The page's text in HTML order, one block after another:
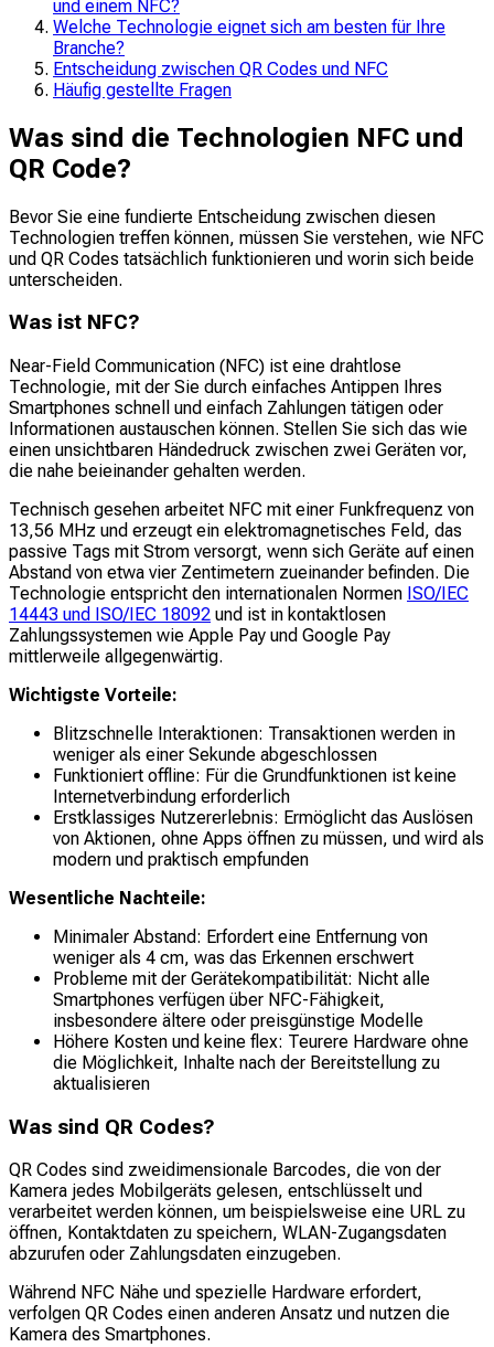
und einem NFC?
Welche Technologie eignet sich am besten für Ihre
Branche?
Entscheidung zwischen QR Codes und NFC
Häufig gestellte Fragen
Was sind die Technologien NFC und
QR Code?
Bevor Sie eine fundierte Entscheidung zwischen diesen
Technologien treffen können, müssen Sie verstehen, wie NFC
und QR Codes tatsächlich funktionieren und worin sich beide
unterscheiden.
Was ist NFC?
Near-Field Communication (NFC) ist eine drahtlose
Technologie, mit der Sie durch einfaches Antippen Ihres
Smartphones schnell und einfach Zahlungen tätigen oder
Informationen austauschen können. Stellen Sie sich das wie
einen unsichtbaren Händedruck zwischen zwei Geräten vor,
die nahe beieinander gehalten werden.
Technisch gesehen arbeitet NFC mit einer Funkfrequenz von
13,56 MHz und erzeugt ein elektromagnetisches Feld, das
passive Tags mit Strom versorgt, wenn sich Geräte auf einen
Abstand von etwa vier Zentimetern zueinander befinden. Die
Technologie entspricht den internationalen Normen ISO/IEC
14443 und ISO/IEC 18092 und ist in kontaktlosen
Zahlungssystemen wie Apple Pay und Google Pay
mittlerweile allgegenwärtig.
Wichtigste Vorteile:
Blitzschnelle Interaktionen: Transaktionen werden in
weniger als einer Sekunde abgeschlossen
Funktioniert offline: Für die Grundfunktionen ist keine
Internetverbindung erforderlich
Erstklassiges Nutzererlebnis: Ermöglicht das Auslösen
von Aktionen, ohne Apps öffnen zu müssen, und wird als
modern und praktisch empfunden
Wesentliche Nachteile:
Minimaler Abstand: Erfordert eine Entfernung von
weniger als 4 cm, was das Erkennen erschwert
Probleme mit der Gerätekompatibilität: Nicht alle
Smartphones verfügen über NFC-Fähigkeit,
insbesondere ältere oder preisgünstige Modelle
Höhere Kosten und keine flex: Teurere Hardware ohne
die Möglichkeit, Inhalte nach der Bereitstellung zu
aktualisieren
Was sind QR Codes?
QR Codes sind zweidimensionale Barcodes, die von der
Kamera jedes Mobilgeräts gelesen, entschlüsselt und
verarbeitet werden können, um beispielsweise eine URL zu
öffnen, Kontaktdaten zu speichern, WLAN-Zugangsdaten
abzurufen oder Zahlungsdaten einzugeben.
Während NFC Nähe und spezielle Hardware erfordert,
verfolgen QR Codes einen anderen Ansatz und nutzen die
Kamera des Smartphones.